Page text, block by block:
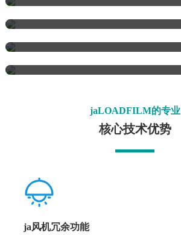
jaLOADFILM的专业
核心技术优势
ja风机冗余功能